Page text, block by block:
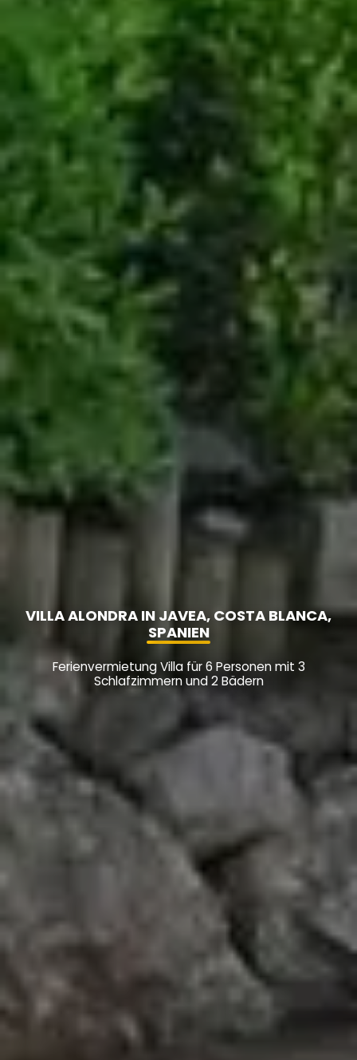
VILLA ALONDRA IN JAVEA, COSTA BLANCA,
SPANIEN
Ferienvermietung Villa für 6 Personen mit 3
Schlafzimmern und 2 Bädern